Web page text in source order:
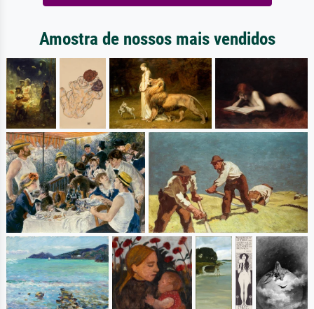
Amostra de nossos mais vendidos